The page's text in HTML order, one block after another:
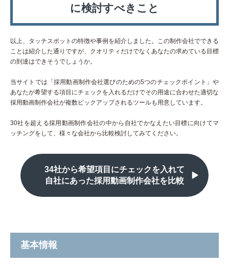
に検討すべきこと
以上、タッチスポットの特徴や事例を紹介しました。この制作会社でできる
ことは紹介した通りですが、クオリティだけでなくあなたの求めている目標
の到達はできそうでしょうか。
当サイトでは「採用動画制作会社選びのための5つのチェックポイント」や
あなたが希望する項目にチェックを入れるだけでその用途に合わせた適切な
採用動画制作会社が複数ピックアップされるツールも用意しています。
30社を超える採用動画制作会社の中から自社でかなえたい目標に向けてマ
ッチングをして、様々な会社から比較検討してみてください。
34社から希望項目にチェックを入れて
自社にあった採用動画制作会社を比較
基本情報